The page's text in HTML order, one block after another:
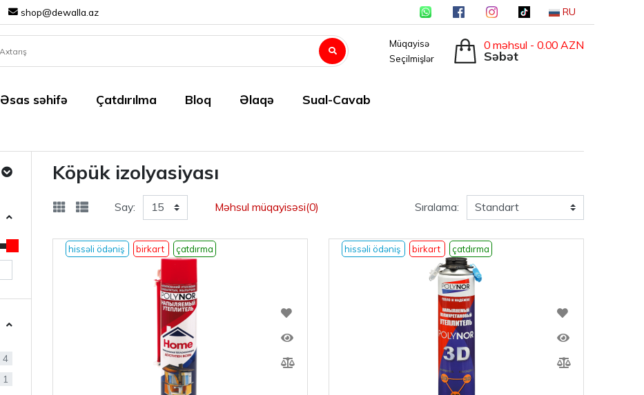
shop@dewalla.az RU
Müqayisə
Seçilmişlər
Səbət
0 məhsul - 0.00 AZN
Əsas səhifə Çatdırılma Bloq Əlaqə Sual-Cavab
Köpük izolyasiyası
Məhsul müqayisəsi(0)
Say: Sıralama:
hissəli ödəniş birkart çatdırma hissəli ödəniş birkart çatdırma
4
1